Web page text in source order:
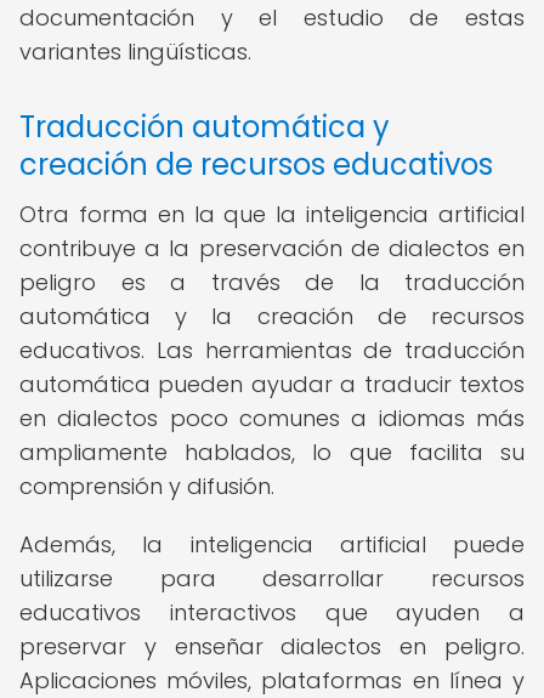
documentación y el estudio de estas
variantes lingüísticas.
Traducción automática y
creación de recursos educativos
Otra forma en la que la inteligencia artificial
contribuye a la preservación de dialectos en
peligro es a través de la traducción
automática y la creación de recursos
educativos. Las herramientas de traducción
automática pueden ayudar a traducir textos
en dialectos poco comunes a idiomas más
ampliamente hablados, lo que facilita su
comprensión y difusión.
Además, la inteligencia artificial puede
utilizarse para desarrollar recursos
educativos interactivos que ayuden a
preservar y enseñar dialectos en peligro.
Aplicaciones móviles, plataformas en línea y